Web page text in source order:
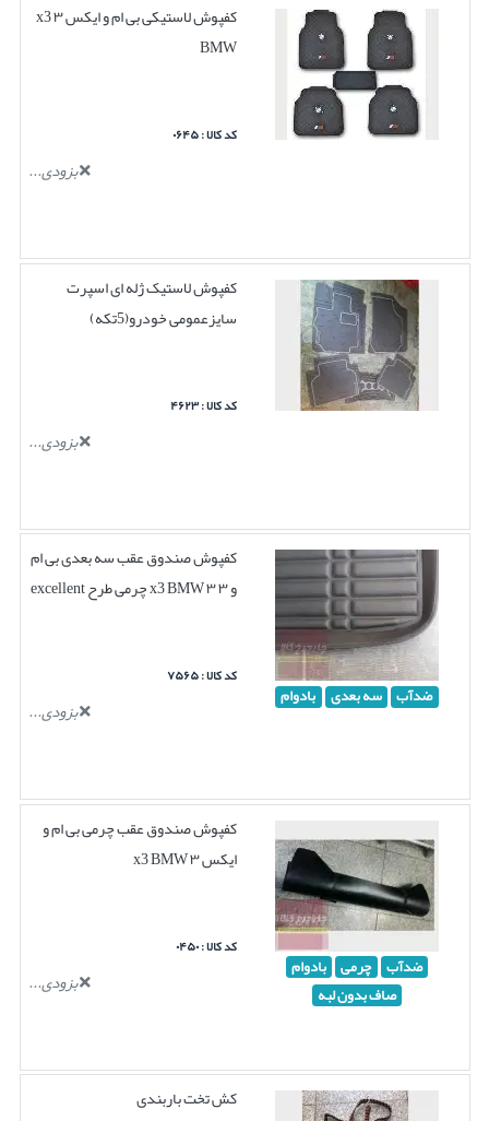
کفپوش لاستیکی بی ام و ایکس ۳ x3
BMW
کد کالا : ۰۶۴۵
بزودی...
کفپوش لاستیک ژله ای اسپرت
سایزعمومی خودرو(5تکه)
کد کالا : ۴۶۲۳
بزودی...
ضدآب سه بعدی بادوام
کفپوش صندوق عقب سه بعدی بی ام
و ۳ ۳ x3 BMW چرمی طرح excellent
کد کالا : ۷۵۶۵
بزودی...
ضدآب چرمی بادوام
صاف بدون لبه
کفپوش صندوق عقب چرمی بی ام و
ایکس ۳ x3 BMW
کد کالا : ۰۴۵۰
بزودی...
کش تخت باربندی